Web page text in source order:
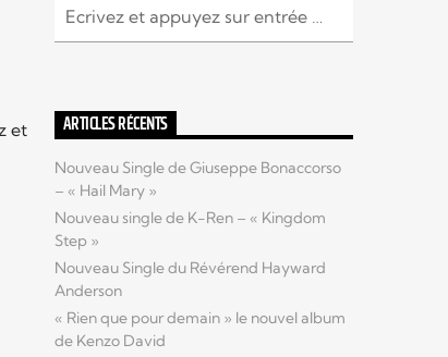
et
ARTICLES RÉCENTS
Nouveau Single de Giuseppe Bonaccorso
– « Hail Mary »
Nouveau single de K-Ren – « Kingdom
Step »
Nouveau Single du Révérend Hayward
Anderson
« Rien que pour demain » le nouvel album
de Kenzo David